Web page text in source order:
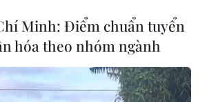
Minh: Điểm chuẩn tuyển
hóa theo nhóm ngành